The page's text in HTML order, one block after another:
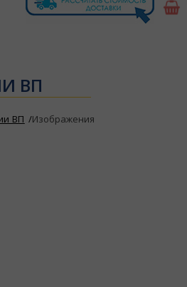
ВП
ВП Изображения